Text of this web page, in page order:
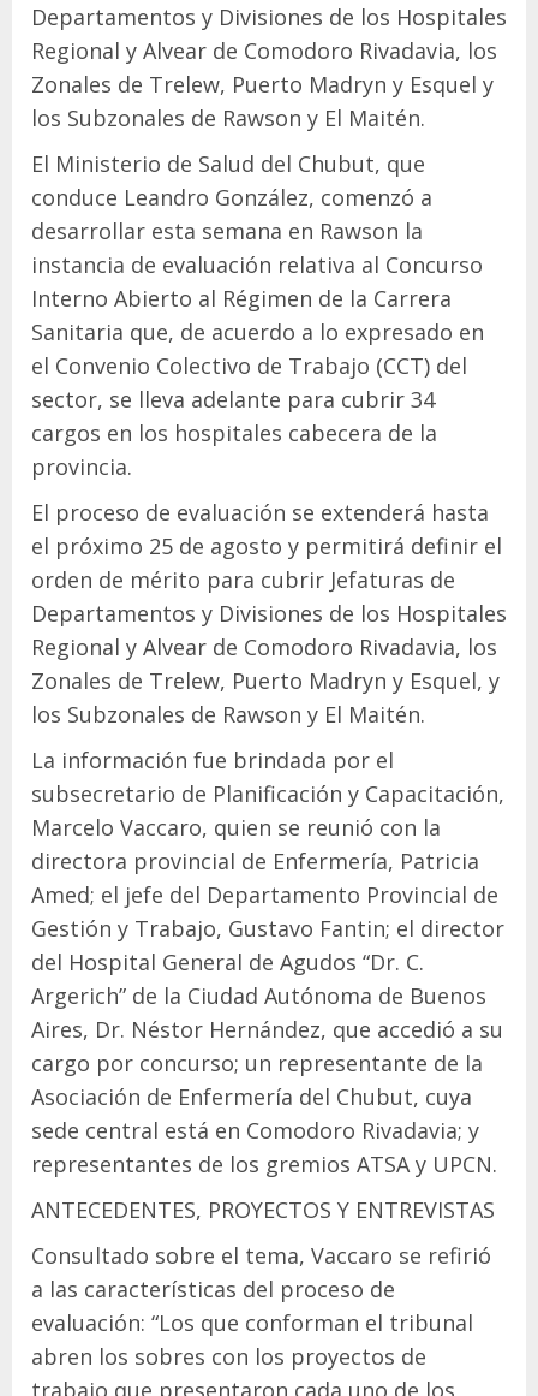
Departamentos y Divisiones de los Hospitales
Regional y Alvear de Comodoro Rivadavia, los
Zonales de Trelew, Puerto Madryn y Esquel y
los Subzonales de Rawson y El Maitén.
El Ministerio de Salud del Chubut, que
conduce Leandro González, comenzó a
desarrollar esta semana en Rawson la
instancia de evaluación relativa al Concurso
Interno Abierto al Régimen de la Carrera
Sanitaria que, de acuerdo a lo expresado en
el Convenio Colectivo de Trabajo (CCT) del
sector, se lleva adelante para cubrir 34
cargos en los hospitales cabecera de la
provincia.
El proceso de evaluación se extenderá hasta
el próximo 25 de agosto y permitirá definir el
orden de mérito para cubrir Jefaturas de
Departamentos y Divisiones de los Hospitales
Regional y Alvear de Comodoro Rivadavia, los
Zonales de Trelew, Puerto Madryn y Esquel, y
los Subzonales de Rawson y El Maitén.
La información fue brindada por el
subsecretario de Planificación y Capacitación,
Marcelo Vaccaro, quien se reunió con la
directora provincial de Enfermería, Patricia
Amed; el jefe del Departamento Provincial de
Gestión y Trabajo, Gustavo Fantin; el director
del Hospital General de Agudos “Dr. C.
Argerich” de la Ciudad Autónoma de Buenos
Aires, Dr. Néstor Hernández, que accedió a su
cargo por concurso; un representante de la
Asociación de Enfermería del Chubut, cuya
sede central está en Comodoro Rivadavia; y
representantes de los gremios ATSA y UPCN.
ANTECEDENTES, PROYECTOS Y ENTREVISTAS
Consultado sobre el tema, Vaccaro se refirió
a las características del proceso de
evaluación: “Los que conforman el tribunal
abren los sobres con los proyectos de
trabajo que presentaron cada uno de los